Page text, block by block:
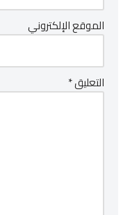
الموقع الإلكتروني
التعليق*